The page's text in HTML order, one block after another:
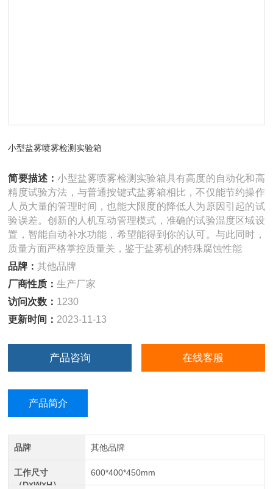
小型盐雾喷雾检测实验箱
简要描述：小型盐雾喷雾检测实验箱具有高度的自动化和高
精度试验方法，与普通按键式盐雾箱相比，不仅能节约操作
人员大量的管理时间，也能大限度的降低人为原因引起的试
验误差。创新的人机互动管理模式，准确的试验温度区域设
置，智能自动补水功能，希望能得到你的认可。与此同时，
质量方面严格掌控质量关，鉴于盐雾机的特殊腐蚀性能
品牌：其他品牌
厂商性质：生产厂家
访问次数： 1230
更新时间： 2023-11-13
产品咨询 在线客服
产品简介
品牌 其他品牌
工作尺寸
（D×W×H）
600*400*450mm